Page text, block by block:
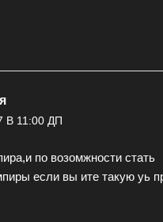
В 11:00 ДП
по возомжности стать
если вы ите такую уь